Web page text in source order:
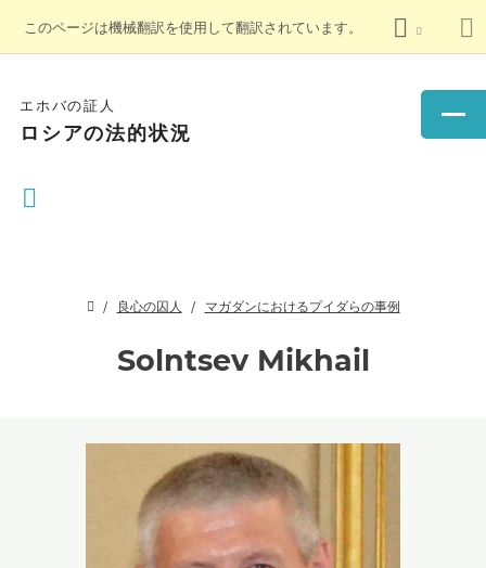
このページは機械翻訳を使用して翻訳されています。
エホバの証人
ロシアの法的状況
良心の囚人 マガダンにおけるプイダらの事例
Solntsev Mikhail